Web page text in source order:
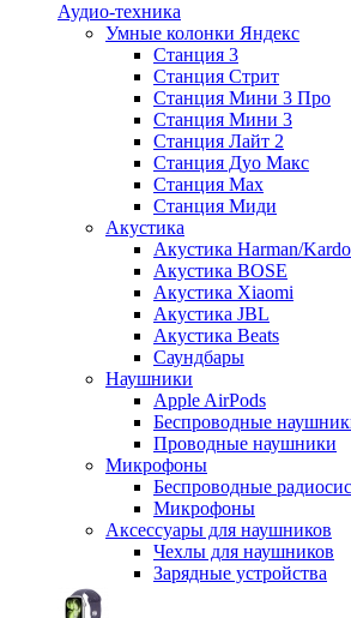
Аудио-техника
Умные колонки Яндекс
Станция 3
Станция Стрит
Станция Мини 3 Про
Станция Мини 3
Станция Лайт 2
Станция Дуо Макс
Станция Max
Станция Миди
Акустика
Акустика Harman/
Акустика BOSE
Акустика Xiaomi
Акустика JBL
Акустика Beats
Саундбары
Наушники
Apple AirPods
Беспроводные
Проводные наушники
Микрофоны
Беспроводные
Микрофоны
Аксессуары для наушников
Чехлы для наушников
Зарядные устройства